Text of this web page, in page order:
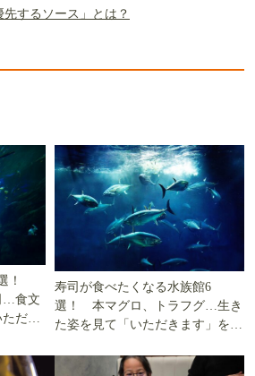
先するソース」とは？
！
…食文
だき
寿司が食べたくなる水族館6
選！ 本マグロ、トラフグ…生き
た姿を見て「いただきます」を考